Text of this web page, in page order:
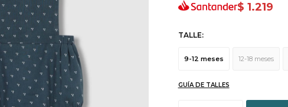
$ 1.219
TALLE:
9-12 meses 12-18 meses
GUÍA DE TALLES